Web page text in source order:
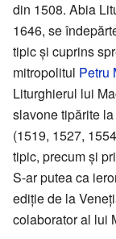
din 1508. Abia
1646, se
tipic și cuprins
mitropolitul Petru
Liturghierul lui
slavone tipărite
(1519, 1527,
tipic, precum și
S-ar putea ca
ediție de la
colaborator al lui